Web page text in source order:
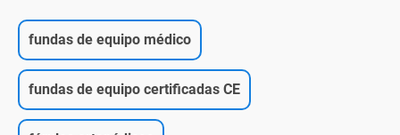
fundas de equipo médico
fundas de equipo certificadas CE